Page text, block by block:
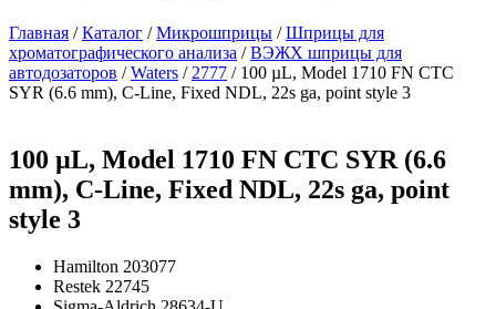
Главная /Каталог /Микрошприцы /Шприцы для
хроматографического анализа /ВЭЖХ шприцы для
автодозаторов /Waters / 2777 / 100 µL, Model 1710 FN CTC
SYR (6.6 mm), C-Line, Fixed NDL, 22s ga, point style 3
100 µL, Model 1710 FN CTC SYR (6.6
mm), C-Line, Fixed NDL, 22s ga, point
style 3
Hamilton 203077
Restek 22745